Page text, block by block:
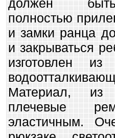
должен быть
полностью
и замки ранца
и закрываться
изготовлен из
Материал, из
плечевые
эластичным.